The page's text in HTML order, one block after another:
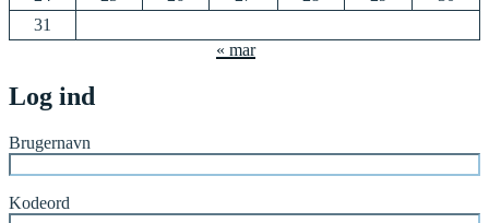
31
« mar
Log ind
Brugernavn
Kodeord